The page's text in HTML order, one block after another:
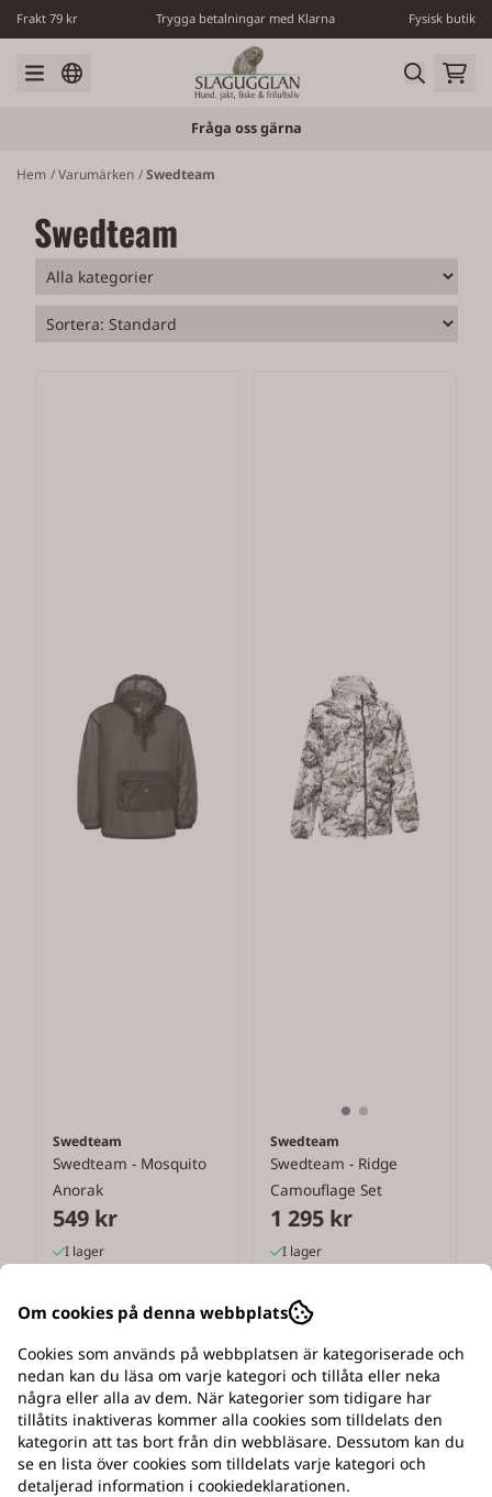
Hoppa till innehåll
Frakt 79 kr Trygga betalningar med Klarna Fysisk butik
Fråga oss gärna
Hem /Varumärken /Swedteam
Swedteam
Swedteam
Swedteam - Mosquito
Anorak
549 kr
I lager
Swedteam
Swedteam - Ridge
Camouflage Set
1 295 kr
I lager
Om cookies på denna webbplats
Cookies som används på webbplatsen är kategoriserade och
nedan kan du läsa om varje kategori och tillåta eller neka
några eller alla av dem. När kategorier som tidigare har
tillåtits inaktiveras kommer alla cookies som tilldelats den
kategorin att tas bort från din webbläsare. Dessutom kan du
se en lista över cookies som tilldelats varje kategori och
detaljerad information i cookiedeklarationen.